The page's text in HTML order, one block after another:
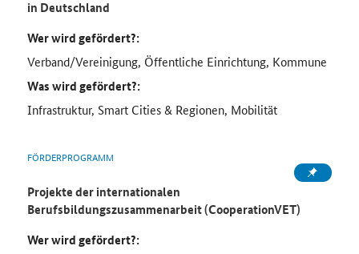
in Deutschland
Wer wird gefördert?:
Verband/Vereinigung, Öffentliche Einrichtung, Kommune
Was wird gefördert?:
Infrastruktur, Smart Cities & Regionen, Mobilität
FÖRDERPROGRAMM
Projekte der internationalen
Berufsbildungszusammenarbeit (CooperationVET)
Wer wird gefördert?: